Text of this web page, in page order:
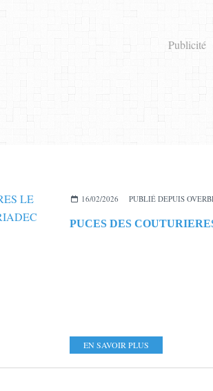
Publicité
16/02/2026 PUBLIÉ DEPUIS
EN SAVOIR PLUS